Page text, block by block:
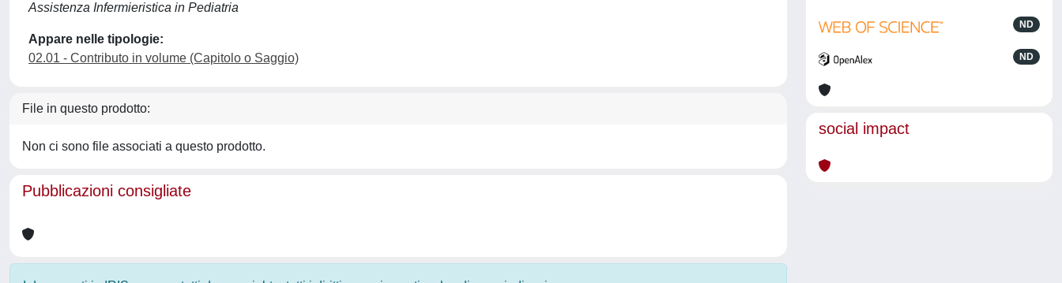
Assistenza Infermieristica in Pediatria
Appare nelle tipologie:
02.01 - Contributo in volume (Capitolo o Saggio)
File in questo prodotto:
Non ci sono file associati a questo prodotto.
Pubblicazioni consigliate
ND
ND
social impact